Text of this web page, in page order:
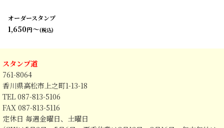
オーダースタンプ
1,650円～(税込)
スタンプ道
761-8064
香川県高松市上之町1-13-18
TEL 087-813-5106
FAX 087-813-5116
定休日 毎週金曜日、土曜日